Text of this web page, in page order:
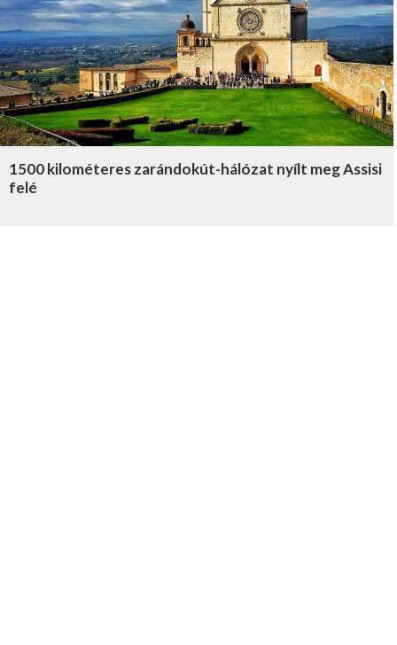
1500 kilométeres zarándokút-hálózat nyílt meg Assisi
felé